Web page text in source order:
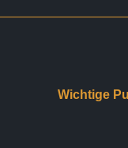
Wichtige